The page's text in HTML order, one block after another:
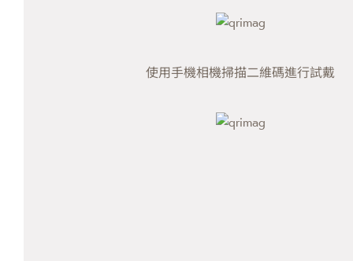
使用手機相機掃描二維碼進行試戴